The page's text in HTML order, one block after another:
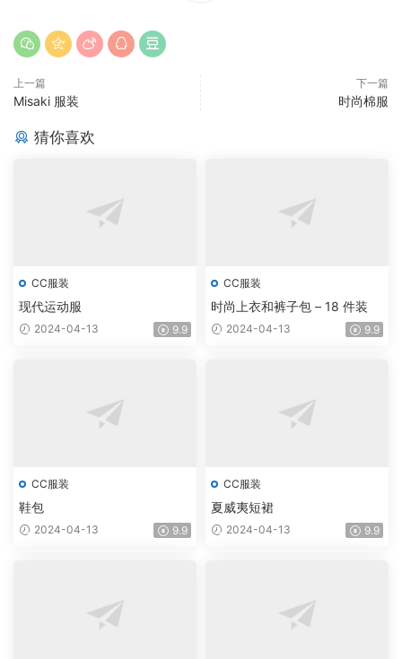
上一篇
Misaki 服装
下一篇
时尚棉服
猜你喜欢
CC服装
现代运动服
2024-04-13 9.9
CC服装
时尚上衣和裤子包 – 18 件装
2024-04-13 9.9
CC服装
鞋包
2024-04-13 9.9
CC服装
夏威夷短裙
2024-04-13 9.9